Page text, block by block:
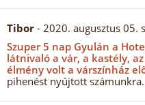
Tibor - 2020. augusztus 05.
Szuper 5 nap Gyulán a
látnivaló a vár, a kastély,
élmény volt a várszínház
pihenést nyújtott